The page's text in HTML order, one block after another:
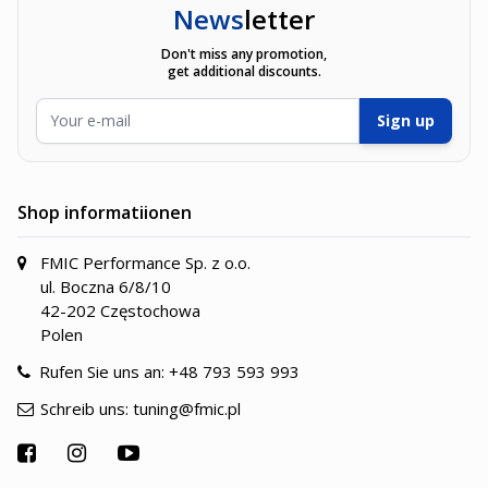
Newsletter
Don't miss any promotion,
get additional discounts.
Sign up
Shop informatiionen
FMIC Performance Sp. z o.o.
ul. Boczna 6/8/10
42-202 Częstochowa
Polen
Rufen Sie uns an: +48 793 593 993
Schreib uns: tuning@fmic.pl